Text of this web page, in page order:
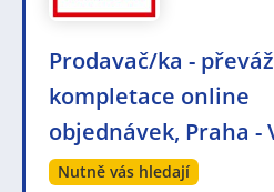
Prodavač/ka -
kompletace online
objednávek, Praha -
Nutně vás hledají